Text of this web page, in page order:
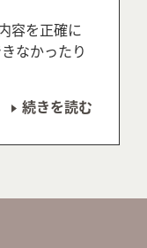
容を正確に
なかったり
続きを読む